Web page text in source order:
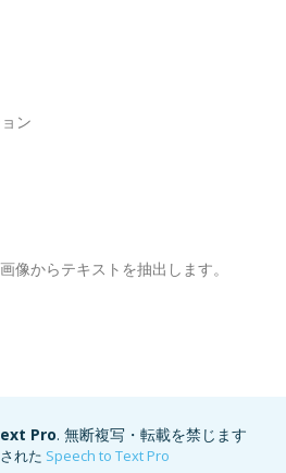
ン
像からテキストを抽出します。
Pro. 無断複写・転載を禁じます
れた Speech to Text Pro